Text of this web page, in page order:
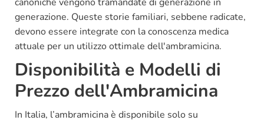
generazione. Queste storie familiari, sebbene radicate,
devono essere integrate con la conoscenza medica
attuale per un utilizzo ottimale dell'ambramicina.
Disponibilità e Modelli di
Prezzo dell'Ambramicina
In Italia, l’ambramicina è disponibile solo su